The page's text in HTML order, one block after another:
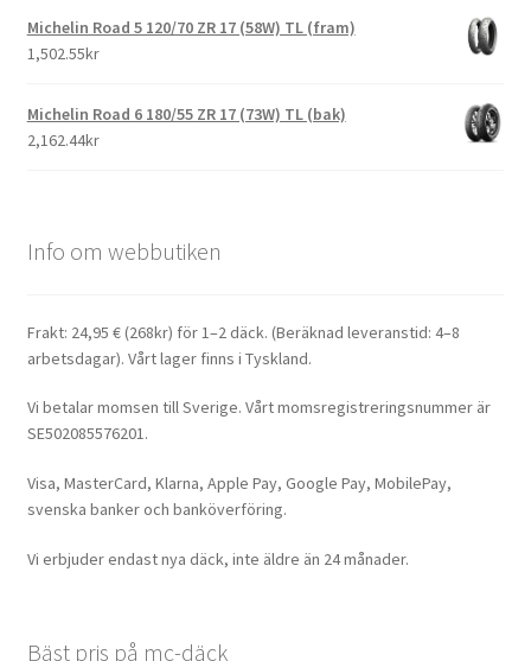
Michelin Road 5 120/70 ZR 17 (58W) TL (fram)
1,502.55kr
Michelin Road 6 180/55 ZR 17 (73W) TL (bak)
2,162.44kr
Info om webbutiken
Frakt: 24,95 € (268kr) för 1–2 däck. (Beräknad leveranstid: 4–8
arbetsdagar). Vårt lager finns i Tyskland.
Vi betalar momsen till Sverige. Vårt momsregistreringsnummer är
SE502085576201.
Visa, MasterCard, Klarna, Apple Pay, Google Pay, MobilePay,
svenska banker och banköverföring.
Vi erbjuder endast nya däck, inte äldre än 24 månader.
Bäst pris på mc-däck